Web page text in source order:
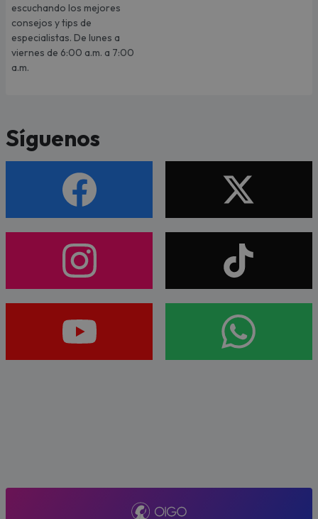
escuchando los mejores
consejos y tips de
especialistas. De lunes a
viernes de 6:00 a.m. a 7:00
a.m.
Síguenos